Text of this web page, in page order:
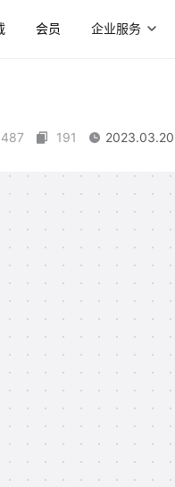
会员 企业服务
191 2023.03.20